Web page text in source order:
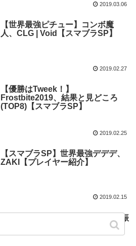
2019.03.06
【世界最強ピチュー】コンボ魔
人、CLG | Void【スマブラSP】
2019.02.27
【優勝はTweek！】
Frostbite2019、結果と見どころ
(TOP8)【スマブラSP】
2019.02.25
【スマブラSP】世界最強デデデ、
ZAKI【プレイヤー紹介】
2019.02.15
【スマブラSP】Frostbite2017を振